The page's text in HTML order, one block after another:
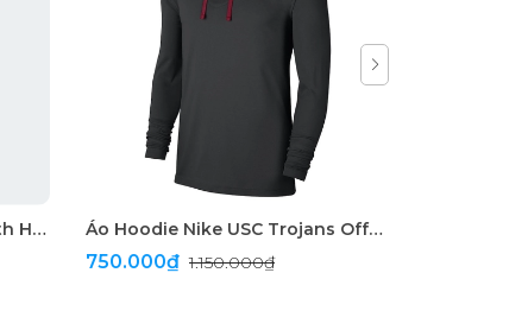
Quần Short Adidas Made With Hemp Essentials+ Áo Hoodie Nike USC Trojans Off-Field Perforrmance Black
750.000₫1.150.000₫